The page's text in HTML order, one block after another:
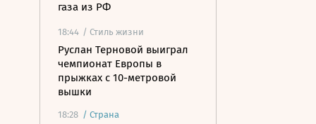
газа из РФ
18:44 / Стиль жизни
Руслан Терновой выиграл
чемпионат Европы в
прыжках с 10-метровой
вышки
18:28 / Страна